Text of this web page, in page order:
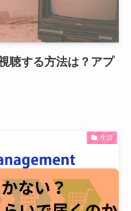
聴する方法は？アプ
生活